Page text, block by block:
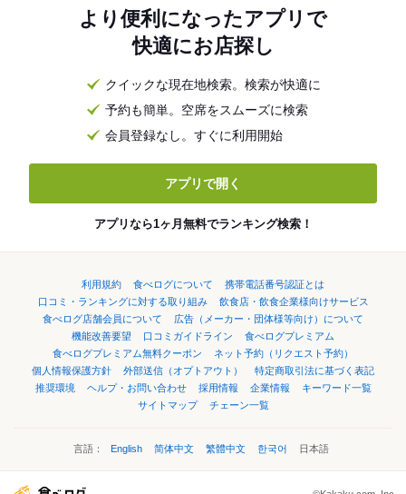
より便利になったアプリで
快適にお店探し
クイックな現在地検索。検索が快適に
予約も簡単。空席をスムーズに検索
会員登録なし。すぐに利用開始
アプリで開く
アプリなら1ヶ月無料でランキング検索！
利用規約 食べログについて
携帯電話番号認証とは
口コミ・ランキングに対する取り組み
飲食店・飲食企業様向けサービス
食べログ店舗会員について
広告（メーカー・団体様等向け）について
機能改善要望
口コミガイドライン
食べログプレミアム
食べログプレミアム無料クーポン
ネット予約（リクエスト予約）
個人情報保護方針
外部送信（オプトアウト）
特定商取引法に基づく表記
推奨環境
ヘルプ・お問い合わせ 採用情報 企業情報
キーワード一覧
サイトマップ
チェーン一覧
言語： English 简体中文 繁體中文 한국어 日本語